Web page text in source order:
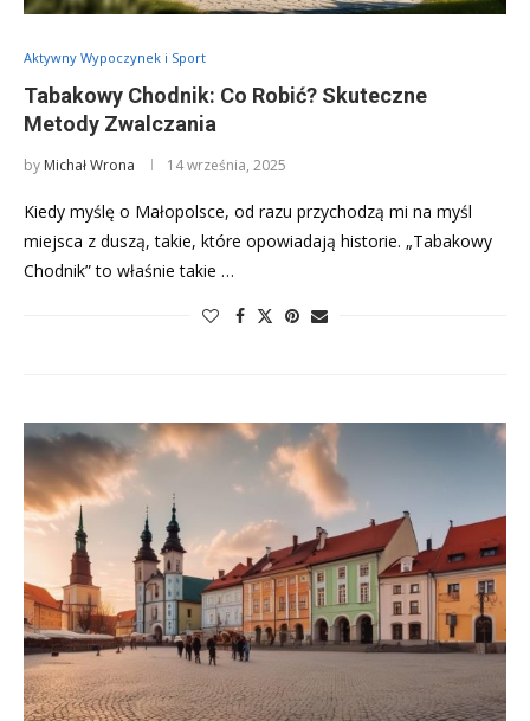
Aktywny Wypoczynek i Sport
Tabakowy Chodnik: Co Robić? Skuteczne
Metody Zwalczania
by Michał Wrona 14 września, 2025
Kiedy myślę o Małopolsce, od razu przychodzą mi na myśl
miejsca z duszą, takie, które opowiadają historie. „Tabakowy
Chodnik” to właśnie takie …